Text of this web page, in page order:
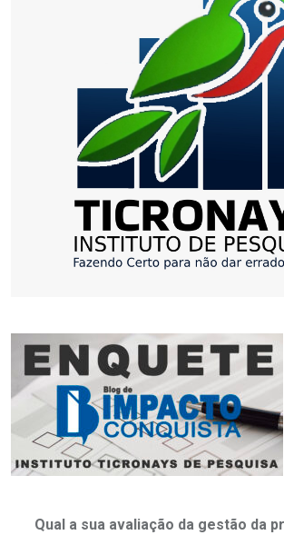
Qual a sua avaliação da gestão da